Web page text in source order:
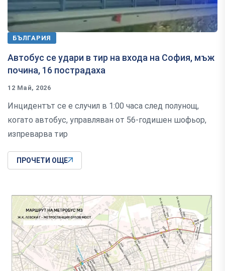
БЪЛГАРИЯ
Автобус се удари в тир на входа на София, мъж
почина, 16 пострадаха
12 Май, 2026
Инцидентът се е случил в 1:00 часа след полунощ,
когато автобус, управляван от 56-годишен шофьор,
изпреварва тир
ПРОЧЕТИ ОЩЕ